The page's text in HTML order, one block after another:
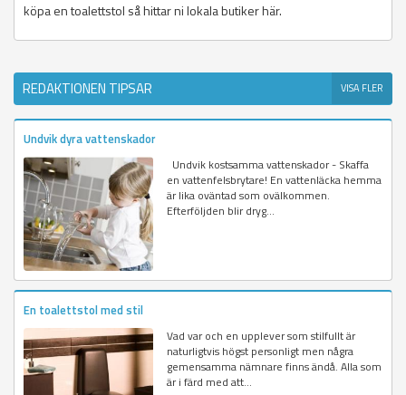
köpa en toalettstol så hittar ni lokala butiker här.
REDAKTIONEN TIPSAR VISA FLER
Undvik dyra vattenskador
Undvik kostsamma vattenskador - Skaffa
en vattenfelsbrytare! En vattenläcka hemma
är lika oväntad som ovälkommen.
Efterföljden blir dryg...
En toalettstol med stil
Vad var och en upplever som stilfullt är
naturligtvis högst personligt men några
gemensamma nämnare finns ändå. Alla som
är i färd med att...